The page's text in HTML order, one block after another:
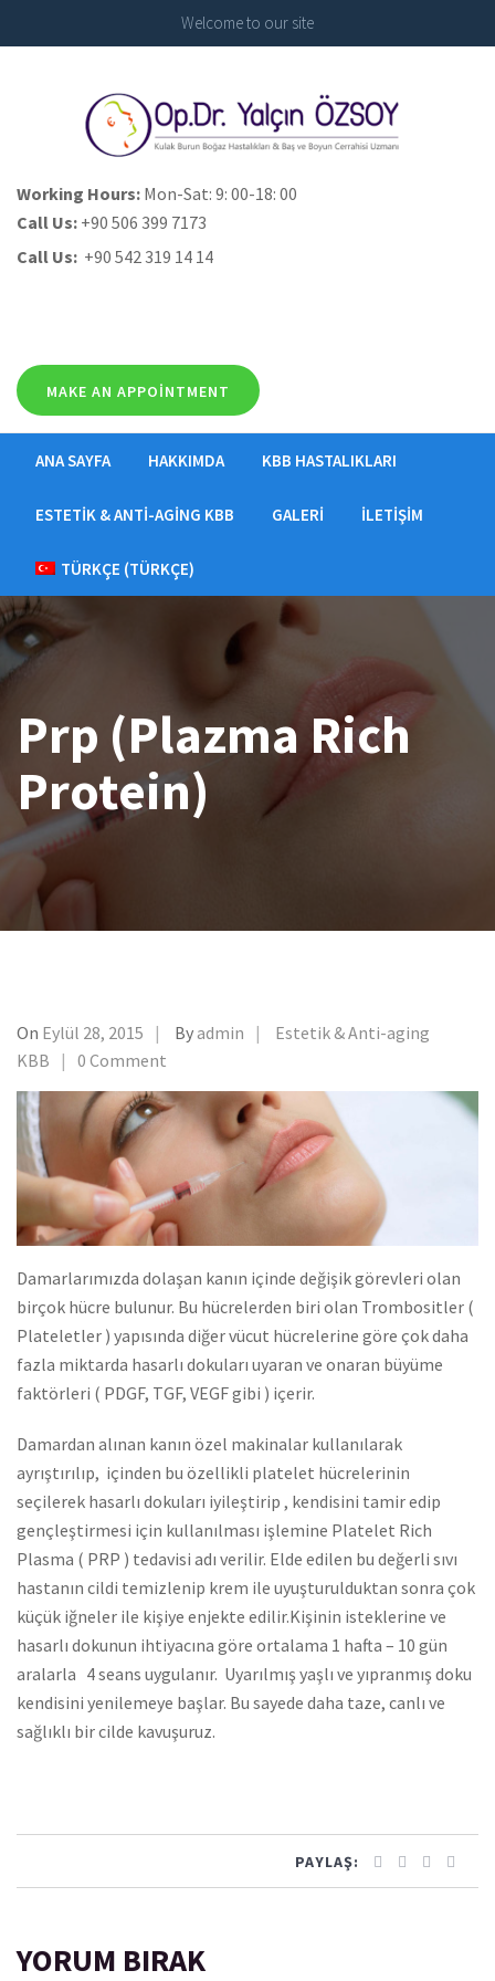
Welcome to our site
Working Hours: Mon-Sat: 9: 00-18: 00
Call Us: +90 506 399 7173
Call Us: +90 542 319 14 14
MAKE AN APPOINTMENT
ANA SAYFA HAKKIMDA KBB HASTALIKLARI
ESTETIK & ANTI-AGING KBB GALERI İLETIŞIM
TÜRKÇE (TÜRKÇE)
Prp (Plazma Rich
Protein)
On Eylül 28, 2015 Byadmin
Estetik & Anti-aging
KBB
0 Comment
Damarlarımızda dolaşan kanın içinde değişik görevleri olan
birçok hücre bulunur. Bu hücrelerden biri olan Trombositler (
Plateletler ) yapısında diğer vücut hücrelerine göre çok daha
fazla miktarda hasarlı dokuları uyaran ve onaran büyüme
faktörleri ( PDGF, TGF, VEGF gibi ) içerir.
Damardan alınan kanın özel makinalar kullanılarak
ayrıştırılıp, içinden bu özellikli platelet hücrelerinin
seçilerek hasarlı dokuları iyileştirip , kendisini tamir edip
gençleştirmesi için kullanılması işlemine Platelet Rich
Plasma ( PRP ) tedavisi adı verilir. Elde edilen bu değerli sıvı
hastanın cildi temizlenip krem ile uyuşturulduktan sonra çok
küçük iğneler ile kişiye enjekte edilir.Kişinin isteklerine ve
hasarlı dokunun ihtiyacına göre ortalama 1 hafta – 10 gün
aralarla 4 seans uygulanır. Uyarılmış yaşlı ve yıpranmış doku
kendisini yenilemeye başlar. Bu sayede daha taze, canlı ve
sağlıklı bir cilde kavuşuruz.
PAYLAŞ:
YORUM BIRAK